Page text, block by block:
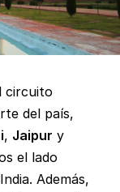
circuito
del país,
, Jaipur y
el lado
Además,